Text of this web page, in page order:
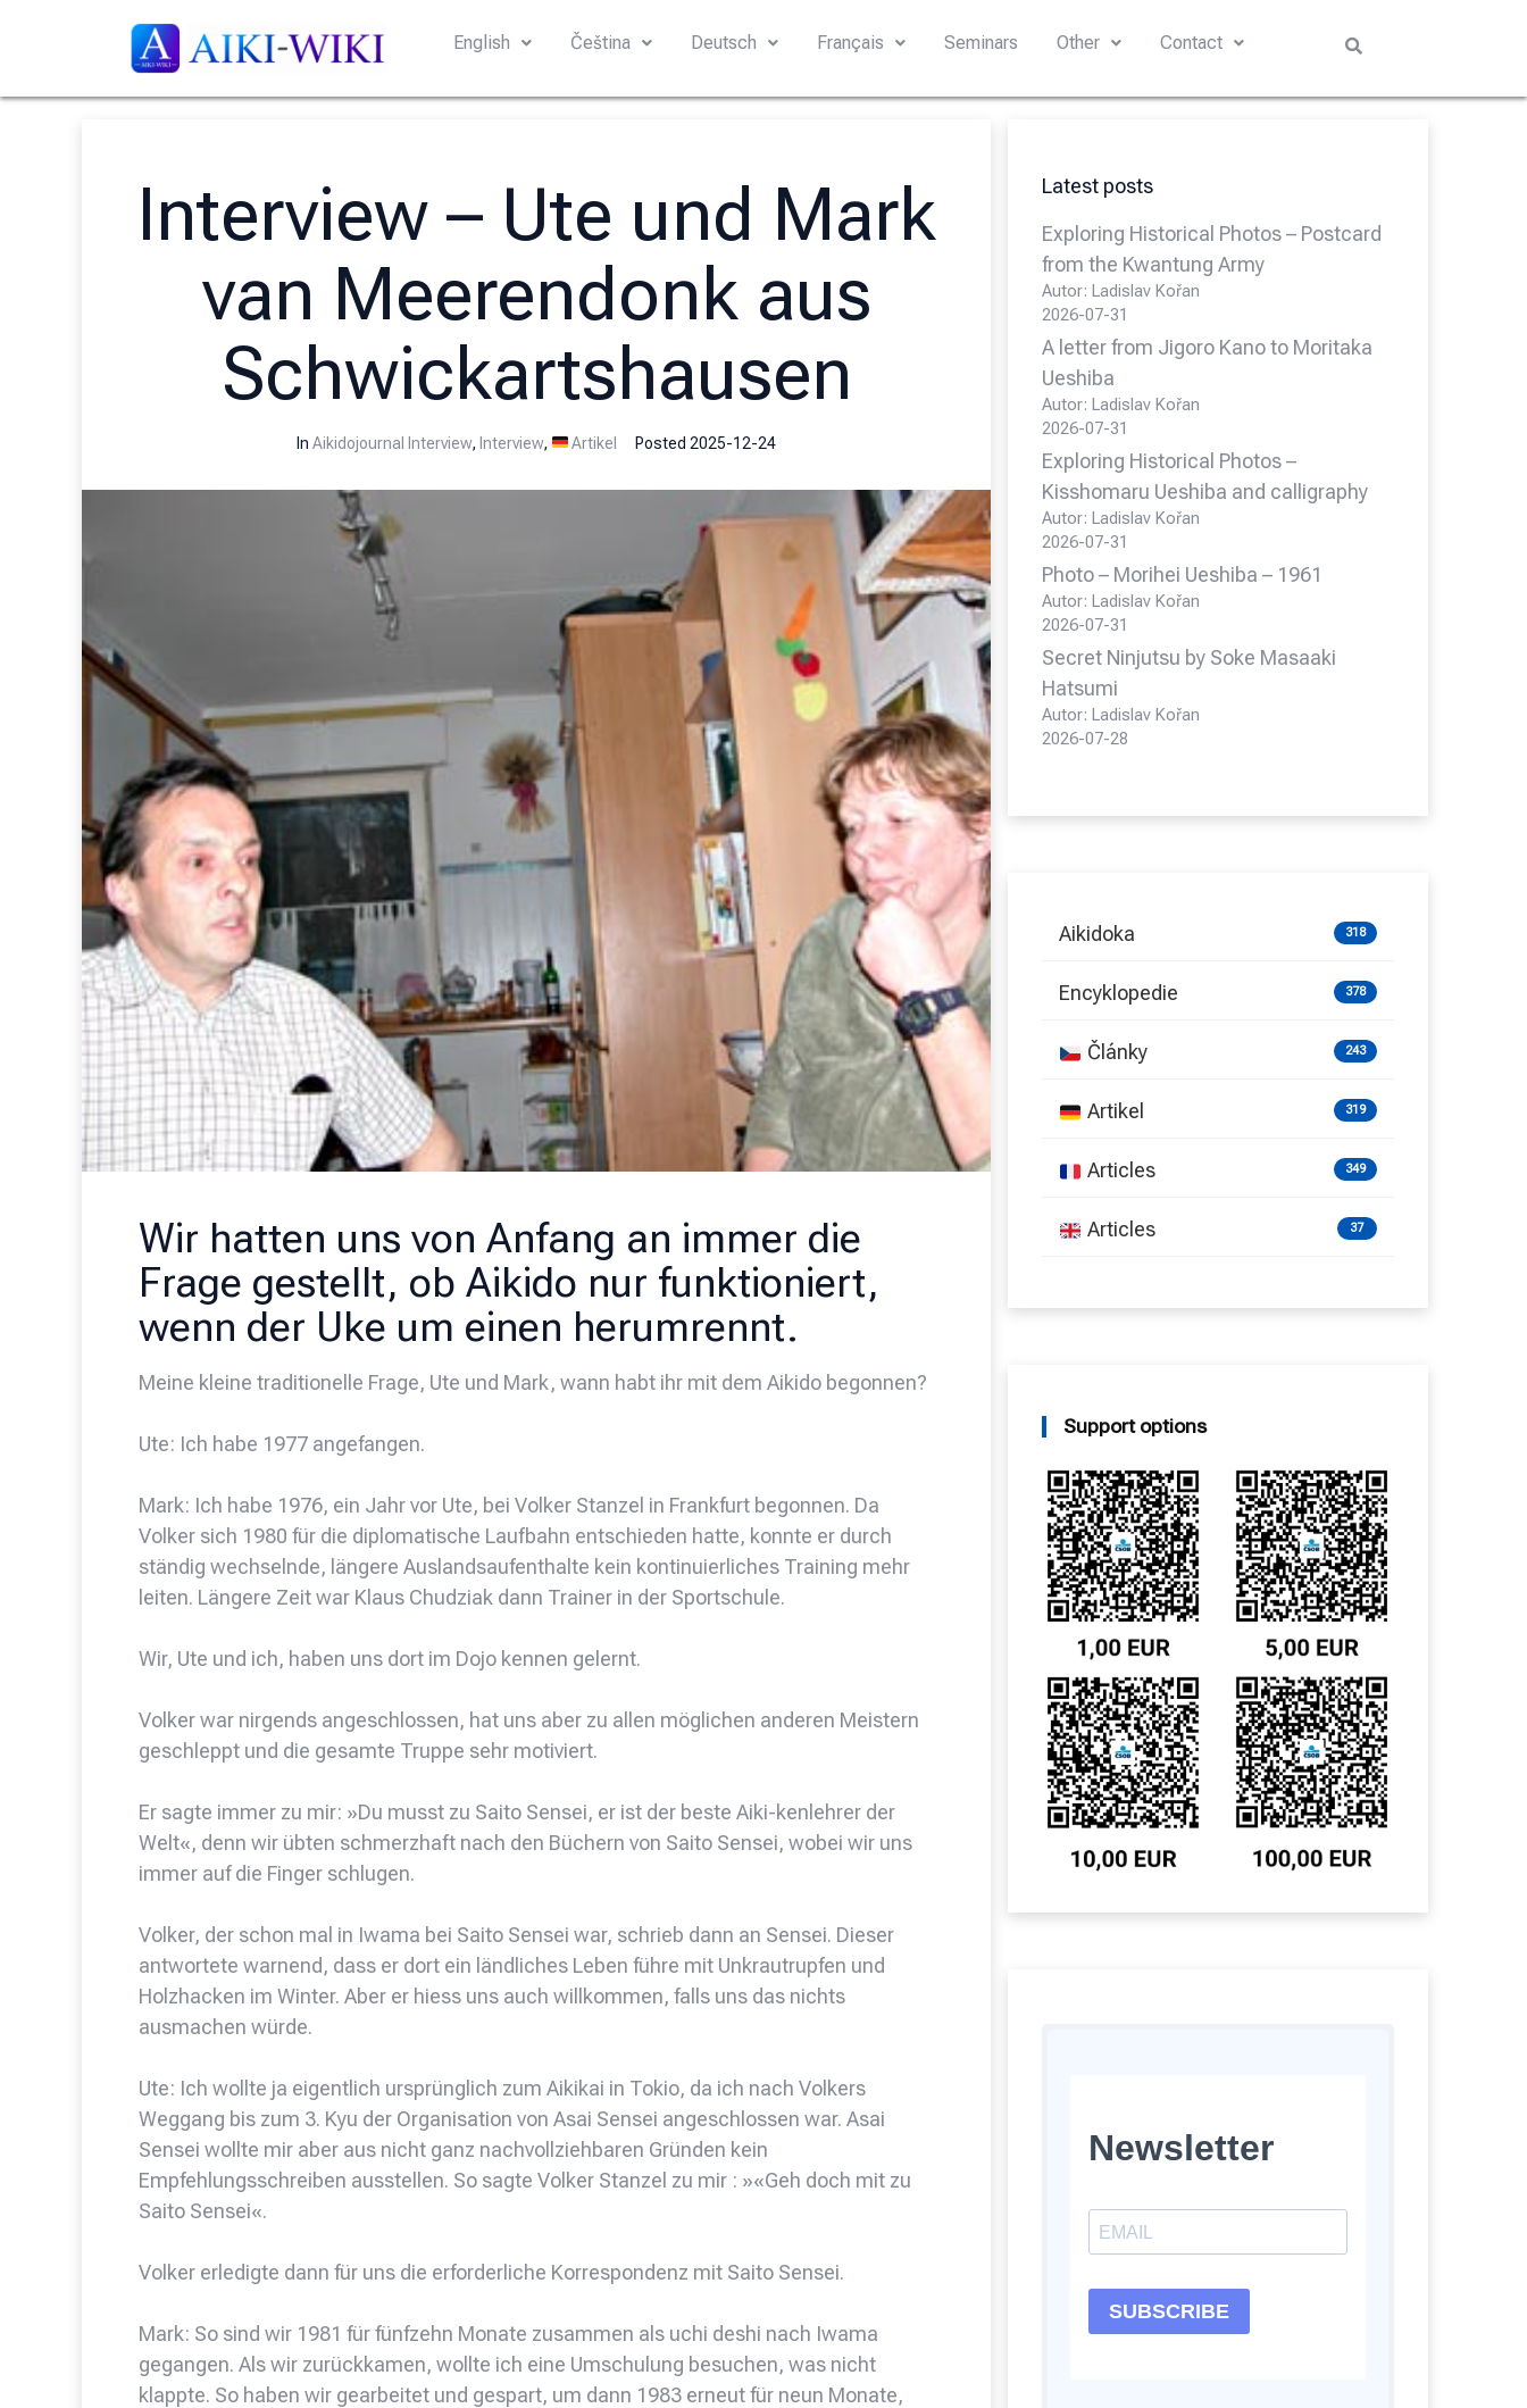
English Čeština Deutsch Français Seminars Other Contact
Interview – Ute und Mark
van Meerendonk aus
Schwickartshausen
In Aikidojournal Interview, Interview, Artikel Posted 2025-12-24
Wir hatten uns von Anfang an immer die
Frage gestellt, ob Aikido nur funktioniert,
wenn der Uke um einen herumrennt.
Meine kleine traditionelle Frage, Ute und Mark, wann habt ihr mit dem Aikido begonnen?
Ute: Ich habe 1977 angefangen.
Mark: Ich habe 1976, ein Jahr vor Ute, bei Volker Stanzel in Frankfurt begonnen. Da
Volker sich 1980 für die diplomatische Laufbahn entschieden hatte, konnte er durch
ständig wechselnde, längere Auslandsaufenthalte kein kontinuierliches Training mehr
leiten. Längere Zeit war Klaus Chudziak dann Trainer in der Sportschule.
Wir, Ute und ich, haben uns dort im Dojo kennen gelernt.
Volker war nirgends angeschlossen, hat uns aber zu allen möglichen anderen Meistern
geschleppt und die gesamte Truppe sehr motiviert.
Er sagte immer zu mir: »Du musst zu Saito Sensei, er ist der beste Aiki-kenlehrer der
Welt«, denn wir übten schmerzhaft nach den Büchern von Saito Sensei, wobei wir uns
immer auf die Finger schlugen.
Volker, der schon mal in Iwama bei Saito Sensei war, schrieb dann an Sensei. Dieser
antwortete warnend, dass er dort ein ländliches Leben führe mit Unkrautrupfen und
Holzhacken im Winter. Aber er hiess uns auch willkommen, falls uns das nichts
ausmachen würde.
Ute: Ich wollte ja eigentlich ursprünglich zum Aikikai in Tokio, da ich nach Volkers
Weggang bis zum 3. Kyu der Organisation von Asai Sensei angeschlossen war. Asai
Sensei wollte mir aber aus nicht ganz nachvollziehbaren Gründen kein
Empfehlungsschreiben ausstellen. So sagte Volker Stanzel zu mir : »«Geh doch mit zu
Saito Sensei«.
Volker erledigte dann für uns die erforderliche Korrespondenz mit Saito Sensei.
Mark: So sind wir 1981 für fünfzehn Monate zusammen als uchi deshi nach Iwama
gegangen. Als wir zurückkamen, wollte ich eine Umschulung besuchen, was nicht
klappte. So haben wir gearbeitet und gespart, um dann 1983 erneut für neun Monate,
Latest posts
Exploring Historical Photos – Postcard
from the Kwantung Army
Autor: Ladislav Kořan
2026-07-31
A letter from Jigoro Kano to Moritaka
Ueshiba
Autor: Ladislav Kořan
2026-07-31
Exploring Historical Photos –
Kisshomaru Ueshiba and calligraphy
Autor: Ladislav Kořan
2026-07-31
Photo – Morihei Ueshiba – 1961
Autor: Ladislav Kořan
2026-07-31
Secret Ninjutsu by Soke Masaaki
Hatsumi
Autor: Ladislav Kořan
2026-07-28
Aikidoka 318
Encyklopedie 378
Články 243
Artikel 319
Articles 349
Articles 37
Support options